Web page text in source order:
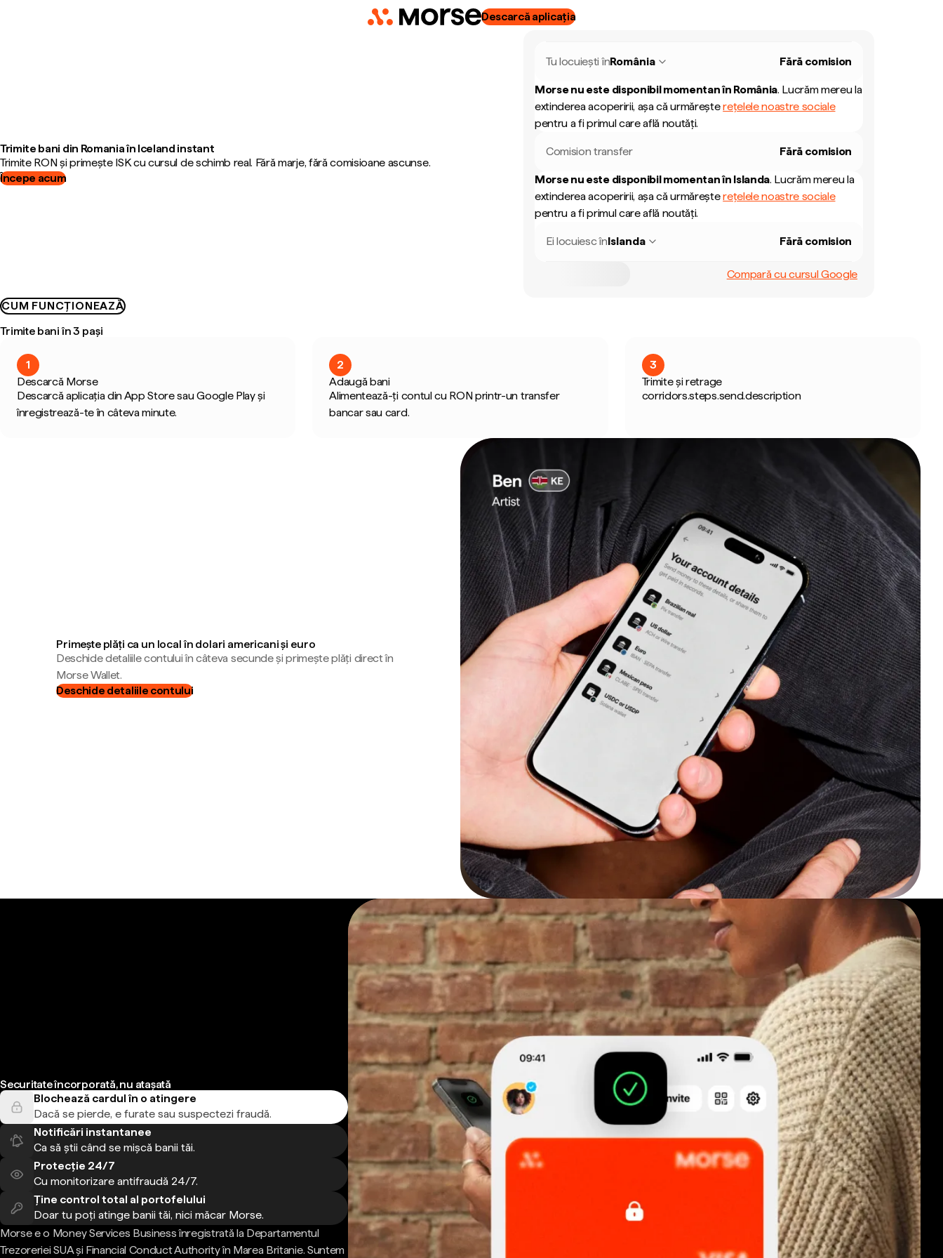
Descarcă aplicația
Trimite bani din Romania în Iceland instant
Trimite RON și primește ISK cu cursul de schimb real. Fără marje, fără comisioane ascunse.
Începe acum
Tu locuiești înRomânia Fără comision
Morse nu este disponibil momentan în România. Lucrăm mereu la
extinderea acoperirii, așa că urmăreșterețelele noastre sociale
pentru a fi primul care află noutăți.
Comision transfer Fără comision
Morse nu este disponibil momentan în Islanda. Lucrăm mereu la
extinderea acoperirii, așa că urmăreșterețelele noastre sociale
pentru a fi primul care află noutăți.
Ei locuiesc înIslanda Fără comision
Compară cu cursul Google
CUM FUNCȚIONEAZĂ
Trimite bani în 3 pași
1
Descarcă Morse
Descarcă aplicația din App Store sau Google Play și
înregistrează-te în câteva minute.
2
Adaugă bani
Alimentează-ți contul cu RON printr-un transfer
bancar sau card.
3
Trimite și retrage
corridors.steps.send.description
Primește plăți ca un local în dolari americani și euro
Deschide detaliile contului în câteva secunde și primește plăți direct în
Morse Wallet.
Deschide detaliile contului
Securitate încorporată, nu atașată
Blochează cardul în o atingere
Dacă se pierde, e furate sau suspectezi fraudă.
Notificări instantanee
Ca să știi când se mișcă banii tăi.
Protecție 24/7
Cu monitorizare antifraudă 24/7.
Ține control total al portofelului
Doar tu poți atinge banii tăi, nici măcar Morse.
Morse e o Money Services Business înregistrată la Departamentul
Trezoreriei SUA și Financial Conduct Authority în Marea Britanie. Suntem